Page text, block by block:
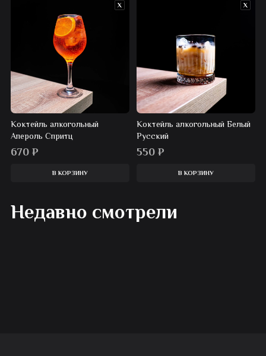
Коктейль алкогольный
Апероль Спритц
670 ₽
В КОРЗИНУ
Коктейль алкогольный Белый
Русский
550₽
В КОРЗИНУ
Недавно смотрели